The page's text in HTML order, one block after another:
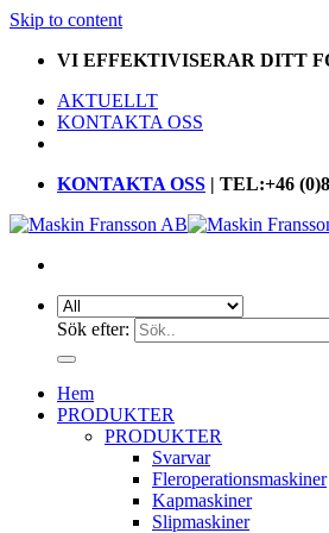
Skip to content
VI EFFEKTIVISERAR DITT
AKTUELLT
KONTAKTA OSS
KONTAKTA OSS | TEL:+46
Sök efter:
Hem
PRODUKTER
PRODUKTER
Svarvar
Fleroperationsmaskiner
Kapmaskiner
Slipmaskiner